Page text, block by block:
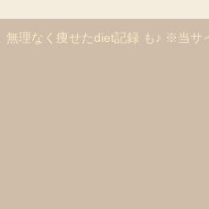
無理なく痩せたdiet記録 も♪ ※当サ